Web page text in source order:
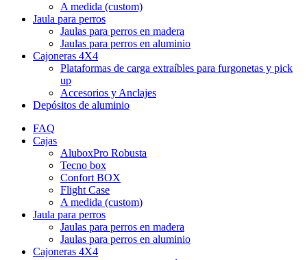
A medida (custom)
Jaula para perros
Jaulas para perros en madera
Jaulas para perros en aluminio
Cajoneras 4X4
Plataformas de carga extraíbles para furgonetas y pick
up
Accesorios y Anclajes
Depósitos de aluminio
FAQ
Cajas
AluboxPro Robusta
Tecno box
Confort BOX
Flight Case
A medida (custom)
Jaula para perros
Jaulas para perros en madera
Jaulas para perros en aluminio
Cajoneras 4X4